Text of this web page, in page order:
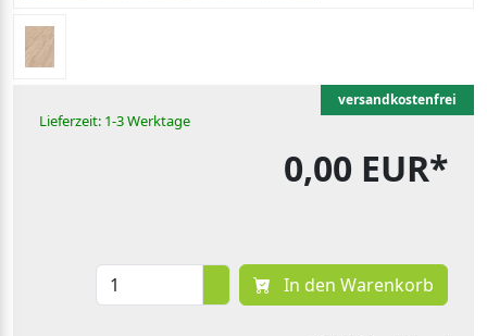
versandkostenfrei
Lieferzeit: 1-3 Werktage
0,00 EUR*
In den Warenkorb